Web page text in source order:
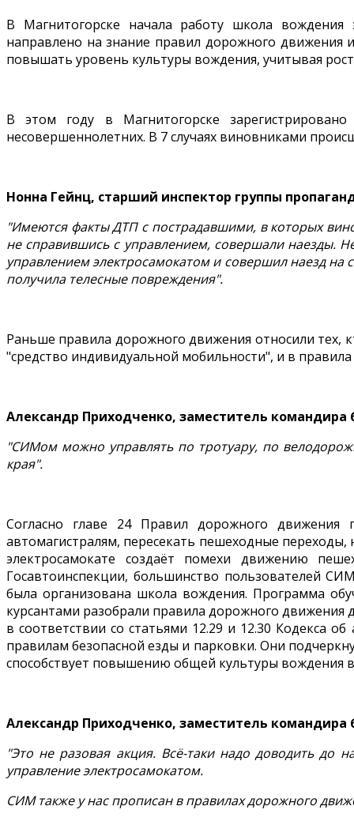
В Магнитогорске начала работу школа вождения
направлено на знание правил дорожного движения
повышать уровень культуры вождения, учитывая
В этом году в Магнитогорске
несовершеннолетних. В 7 случаях виновниками
Нонна Гейнц, старший инспектор группы
"Имеются факты ДТП с пострадавшими, в которых
не справившись с управлением, совершали наезды.
управлением электросамокатом и совершил наезд на
получила телесные повреждения".
Раньше правила дорожного движения относили тех,
"средство индивидуальной мобильности", и в
Александр Приходченко, заместитель
"СИМом можно управлять по тротуару, по
края".
Согласно главе 24 Правил дорожного
автомагистралям, пересекать пешеходные
электросамокате создаёт помехи движению
Госавтоинспекции, большинство пользователей
была организована школа вождения. Программа
курсантами разобрали правила дорожного движения
в соответствии со статьями 12.29 и 12.30 Кодекса
правилам безопасной езды и парковки. Они
способствует повышению общей культуры вождения
Александр Приходченко, заместитель
"Это не разовая акция. Всё-таки надо доводить до
управление электросамокатом.
СИМ также у нас прописан в правилах дорожного